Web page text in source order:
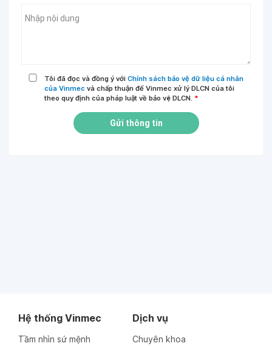
Tôi đã đọc và đồng ý với Chính sách bảo vệ dữ liệu cá nhân
của Vinmec và chấp thuận để Vinmec xử lý DLCN của tôi
theo quy định của pháp luật về bảo vệ DLCN. *
Gửi thông tin
Hệ thống Vinmec
Tầm nhìn sứ mệnh
Dịch vụ
Chuyên khoa